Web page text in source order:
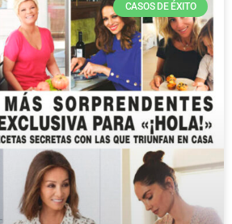
CASOS DE ÉXITO